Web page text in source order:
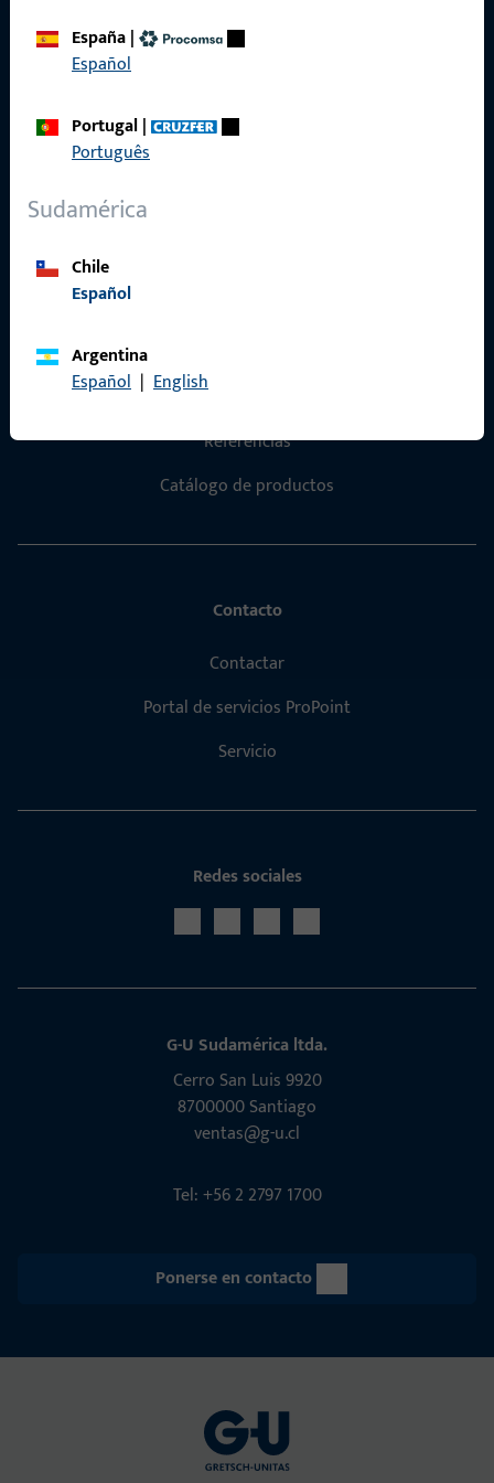
España|
Español
Portugal|
Português
Sudamérica
Chile
Español
Argentina
Español | English
Aviso legal
Condiciones generales
Referencias
Catálogo de productos
Contacto
Contactar
Portal de servicios ProPoint
Servicio
Redes sociales
G-U Sudamérica ltda.
Cerro San Luis 9920
8700000 Santiago
ventas@g-u.cl
Tel: +56 2 2797 1700
Ponerse en contacto